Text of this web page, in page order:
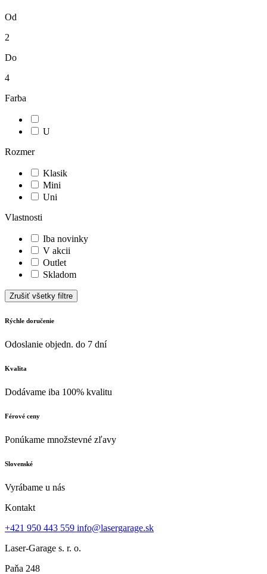
Od
2
Do
4
Farba
U
Rozmer
Klasik
Mini
Uni
Vlastnosti
Iba novinky
V akcii
Outlet
Skladom
Zrušiť všetky filtre
Rýchle doručenie
Odoslanie objedn. do 7 dní
Kvalita
Dodávame iba 100% kvalitu
Férové ceny
Ponúkame množstevné zľavy
Slovenské
Vyrábame u nás
Kontakt
+421 950 443 559 info@lasergarage.sk
Laser-Garage s. r. o.
Paňa 248